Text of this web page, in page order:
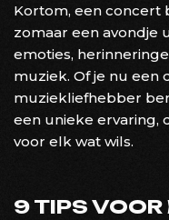
Kortom, een concert
zomaar een avondje
emoties,
muziek. Of je nu een
muziekliefhebber
een unieke ervaring,
voor elk wat wils.
9 TIPS VOOR